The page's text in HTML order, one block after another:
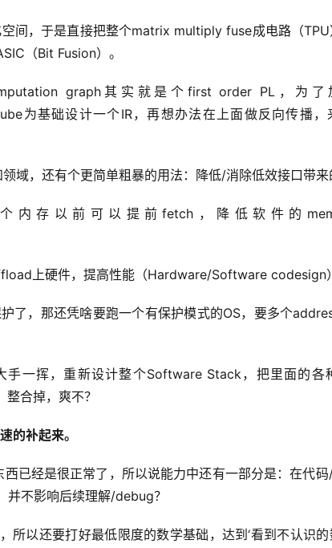
间，于是直接把整个matrix multiply fuse成电路（
（Bit Fusion）。
graph其实就是个first order PL，为
为基础设计一个IR，再想办法在上面做反向传播
域，还有个更简单粗暴的用法：降低/消除低效接口带来
内存以前可以提前fetch，降低软件的
上硬件，提高性能（Hardware/Software codesign）
了，那还凭啥要跑一个有保护模式的OS，要多个
一挥，重新设计整个Software Stack，把里面的各
合掉，爽不？
的补起来。
已经是很正常了，所以说能力中还有一部分是：在代
不影响后续理解/debug？
所以还要打好最低限度的数学基础，达到‘看到不认识